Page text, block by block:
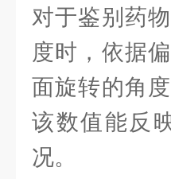
对于鉴别药
度时，依据
面旋转的角
该数值能反
况。